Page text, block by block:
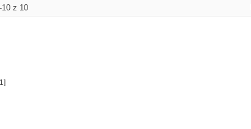
z 10